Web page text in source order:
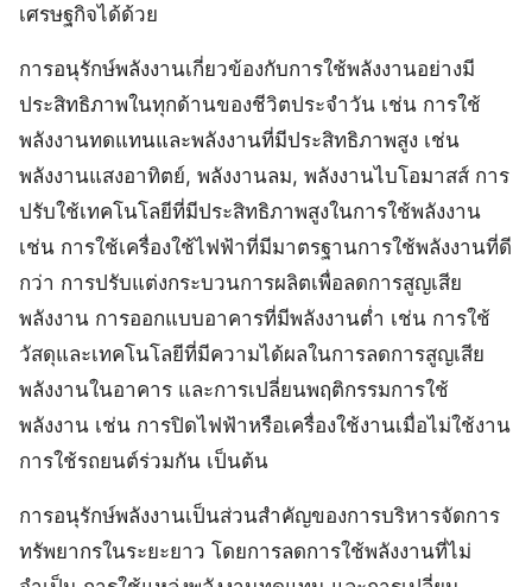
เศรษฐกิจได้ด้วย
การอนุรักษ์พลังงานเกี่ยวข้องกับการใช้พลังงานอย่างมี
ประสิทธิภาพในทุกด้านของชีวิตประจำวัน เช่น การใช้
พลังงานทดแทนและพลังงานที่มีประสิทธิภาพสูง เช่น
พลังงานแสงอาทิตย์, พลังงานลม, พลังงานไบโอมาสส์ การ
ปรับใช้เทคโนโลยีที่มีประสิทธิภาพสูงในการใช้พลังงาน
เช่น การใช้เครื่องใช้ไฟฟ้าที่มีมาตรฐานการใช้พลังงานที่ดี
กว่า การปรับแต่งกระบวนการผลิตเพื่อลดการสูญเสีย
พลังงาน การออกแบบอาคารที่มีพลังงานต่ำ เช่น การใช้
วัสดุและเทคโนโลยีที่มีความได้ผลในการลดการสูญเสีย
พลังงานในอาคาร และการเปลี่ยนพฤติกรรมการใช้
พลังงาน เช่น การปิดไฟฟ้าหรือเครื่องใช้งานเมื่อไม่ใช้งาน
การใช้รถยนต์ร่วมกัน เป็นต้น
การอนุรักษ์พลังงานเป็นส่วนสำคัญของการบริหารจัดการ
ทรัพยากรในระยะยาว โดยการลดการใช้พลังงานที่ไม่